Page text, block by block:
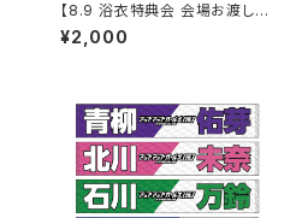
【8.9 浴衣特典会 会場お渡し限
定】渡辺未詩 2shotチェキ撮影
券 ※発送はいたしません
¥2,000